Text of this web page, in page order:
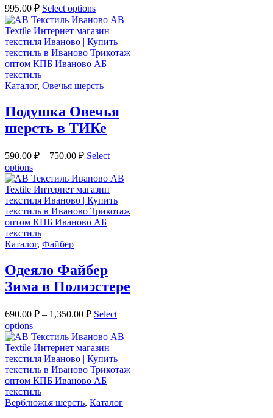
995.00 ₽ Select options
Каталог, Овечья шерсть
Подушка Овечья
шерсть в ТИКе
590.00 ₽ – 750.00 ₽ Select
options
Каталог, Файбер
Одеяло Файбер
Зима в Полиэстере
690.00 ₽ – 1,350.00 ₽ Select
options
Верблюжья шерсть, Каталог